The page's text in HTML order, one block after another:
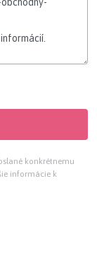
konkrétnemu
informácie k